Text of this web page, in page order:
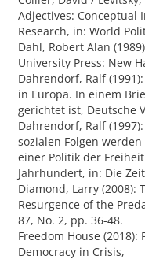
Adjectives: Conceptual
Research, in: World
Dahl, Robert Alan
University Press: New
Dahrendorf, Ralf
in Europa. In einem
gerichtet ist, Deutsche
Dahrendorf, Ralf
sozialen Folgen
einer Politik der
Jahrhundert, in: Die
Diamond, Larry (2008):
Resurgence of the
87, No. 2, pp. 36-48.
Freedom House
Democracy in Crisis,